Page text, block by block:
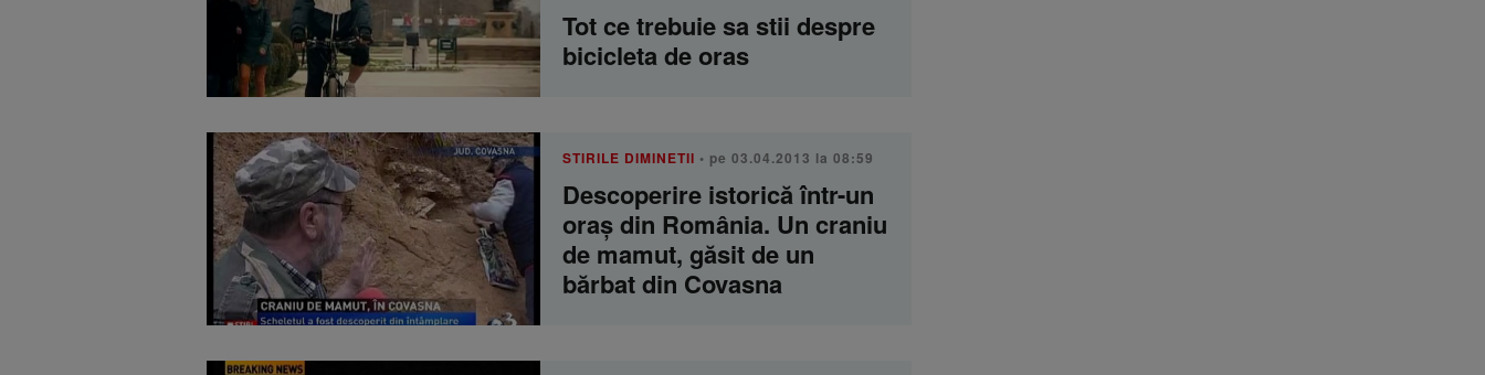
Tot ce trebuie sa stii despre
bicicleta de oras
STIRILE DIMINETII • pe 03.04.2013 la 08:59
Descoperire istorică într-un
oraş din România. Un craniu
de mamut, găsit de un
bărbat din Covasna